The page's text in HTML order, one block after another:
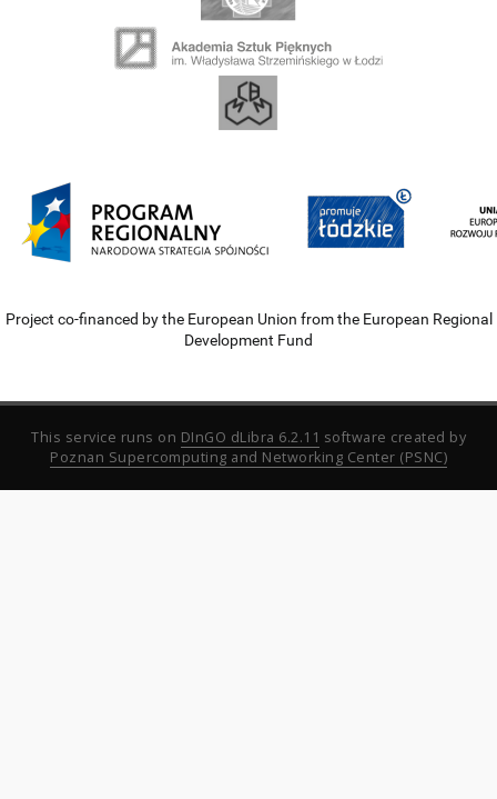
Project co-financed by the European Union from the European Regional
Development Fund
This service runs on DInGO dLibra 6.2.11 software created by
Poznan Supercomputing and Networking Center (PSNC)